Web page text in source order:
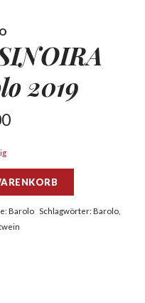
2019
Barolo Schlagwörter:Barolo